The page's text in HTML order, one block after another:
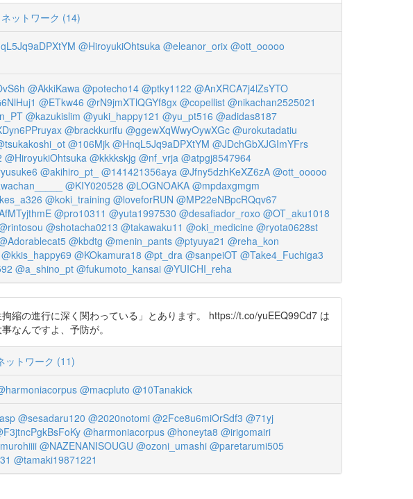
ットワーク (14)
@HiroyukiOhtsuka @eleanor_orix @ott_ooooo
@AkkiKawa @potecho14 @ptky1122 @AnXRCA7j4lZsYTO
@ETkw46 @rN9jmXTlQGYf8gx @copellist @nikachan2525021
@kazukislim @yuki_happy121 @yu_pt516 @adidas8187
@brackkurifu @ggewXqWwyOywXGc @urokutadatiu
@106Mjk @HnqL5Jq9aDPXtYM @JDchGbXJGImYFrs
@HiroyukiOhtsuka @kkkkskjg @nf_vrja @atpgj8547964
@akihiro_pt_ @141421356aya @Jfny5dzhKeXZ6zA @ott_ooooo
@KIY020528 @LOGNOAKA @mpdaxgmgm
@koki_training @loveforRUN @MP22eNBpcRQqv67
@pro10311 @yuta1997530 @desafiador_roxo @OT_aku1018
@shotacha0213 @takawaku11 @oki_medicine @ryota0628st
@kbdtg @menin_pants @ptyuya21 @reha_kon
@kkis_happy69 @KOkamura18 @pt_dra @sanpeiOT @Take4_Fuchiga3
@a_shino_pt @fukumoto_kansai @YUICHI_reha
縮の進行に深く関わっている」とあります。 https://t.co/yuEEQ99Cd7 は
なんですよ、予防が。
ットワーク (11)
@macpluto @10Tanakick
@sesadaru120 @2020notomi @2Fce8u6miOrSdf3 @71yj
@harmoniacorpus @honeyta8 @irigomairi
@NAZENANISOUGU @ozoni_umashi @paretarumi505
@tamaki19871221